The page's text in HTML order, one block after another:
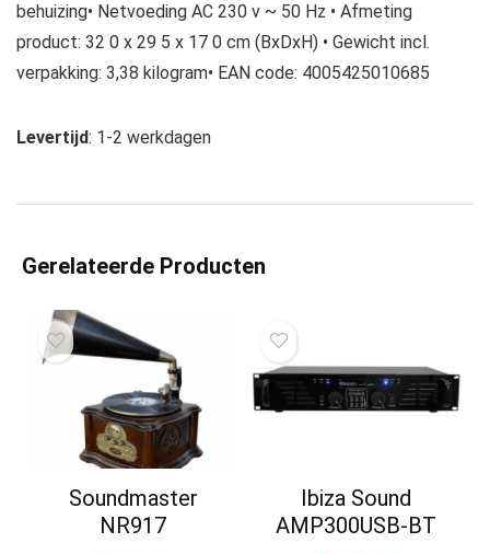
behuizing• Netvoeding AC 230 v ~ 50 Hz • Afmeting
product: 32 0 x 29 5 x 17 0 cm (BxDxH) • Gewicht incl.
verpakking: 3,38 kilogram• EAN code: 4005425010685
Levertijd: 1-2 werkdagen
Gerelateerde Producten
Soundmaster
NR917
Ibiza Sound
AMP300USB-BT